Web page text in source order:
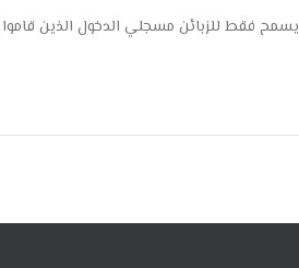
يسمح فقط للزبائن مسجلي الدخول الذين قاموا